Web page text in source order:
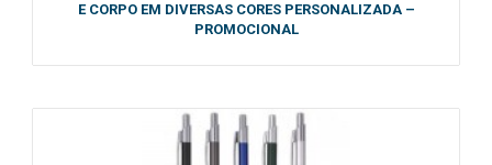
E CORPO EM DIVERSAS CORES PERSONALIZADA –
PROMOCIONAL